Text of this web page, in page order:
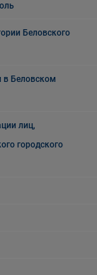
Беловского
в Беловском
лиц,
городского